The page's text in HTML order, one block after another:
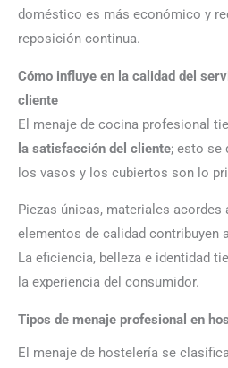
doméstico es más económico y
reposición continua.
Cómo influye en la calidad del
cliente
El menaje de cocina profesional
la satisfacción del cliente; esto se
los vasos y los cubiertos son lo
Piezas únicas, materiales
elementos de calidad contribuyen
La eficiencia, belleza e identidad
la experiencia del consumidor.
Tipos de menaje profesional en
El menaje de hostelería se